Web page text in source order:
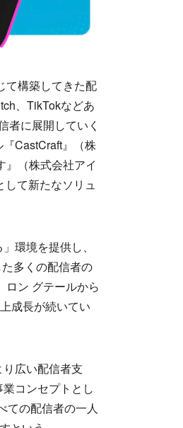
て構築してきた配
、TikTokなどあ
者に展開していく
CastCraft』（株
（株式会社アイ
て新たなソリュ
環境を提供し、
多くの配信者の
ロン グテールから
成長が続いてい
広い配信者支
コンセプトとし
ての配信者の一人